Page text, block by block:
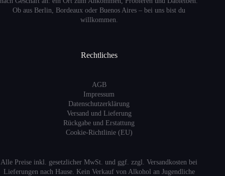
Ob aus Berlin, Bordeaux oder Buenos Aires – bei uns bist du
willkommen.
Rechtliches
AGB
Impressum
Datenschutzerklärung
Versand und Lieferung
Rückgabe und Erstattung
Cookie-Richtlinie (EU)
Alle Preise inkl. gesetzlicher MwSt. und ggf. zzgl. Versandkosten bei
Lieferungen nach Hause. Kein Verkauf von Alkohol an Jugendliche